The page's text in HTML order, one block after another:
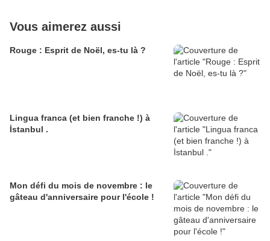
Vous aimerez aussi
Rouge : Esprit de Noël, es-tu là ?
Lingua franca (et bien franche !) à
İstanbul .
Mon défi du mois de novembre : le
gâteau d'anniversaire pour l'école !